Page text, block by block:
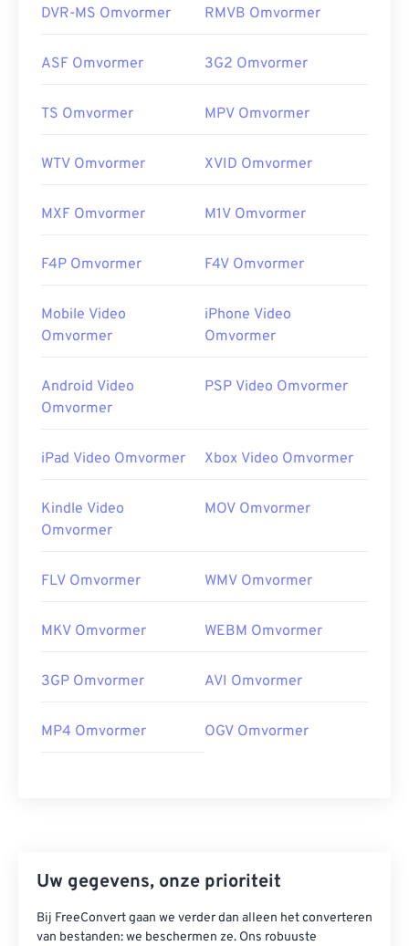
DVR-MS Omvormer RMVB Omvormer
ASF Omvormer 3G2 Omvormer
TS Omvormer MPV Omvormer
WTV Omvormer XVID Omvormer
MXF Omvormer M1V Omvormer
F4P Omvormer F4V Omvormer
Mobile Video
Omvormer
iPhone Video
Omvormer
Android Video
Omvormer
PSP Video Omvormer
iPad Video Omvormer Xbox Video Omvormer
Kindle Video
Omvormer
MOV Omvormer
FLV Omvormer WMV Omvormer
MKV Omvormer WEBM Omvormer
3GP Omvormer AVI Omvormer
MP4 Omvormer OGV Omvormer
Uw gegevens, onze prioriteit
Bij FreeConvert gaan we verder dan alleen het converteren
van bestanden: we beschermen ze. Ons robuuste